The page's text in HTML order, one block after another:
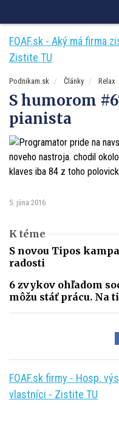
FOAF.sk - Aký má firma
Zistite TU
Podnikam.sk Články Relax
S humorom
pianista
5. júna 2016
K téme
S novou Tipos
radosti
6 zvykov ohľadom
môžu stáť prácu. Na
FOAF.sk firmy - Hosp.
vlastníci - Zistite TU